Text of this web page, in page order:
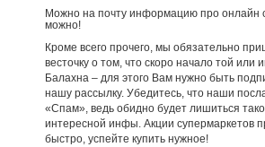
Можно на почту информацию про онлайн
можно!
Кроме всего прочего, мы обязательно
весточку о том, что скоро начало той или
Балахна – для этого Вам нужно быть
нашу рассылку. Убедитесь, что наши
«Спам», ведь обидно будет лишиться
интересной инфы. Акции супермаркетов
быстро, успейте купить нужное!